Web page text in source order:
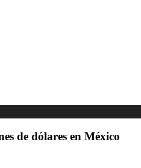
de dólares en México